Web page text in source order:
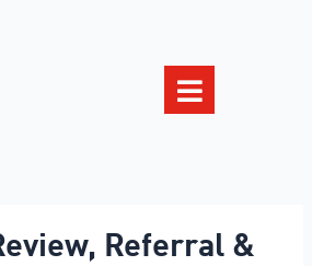
Referral &